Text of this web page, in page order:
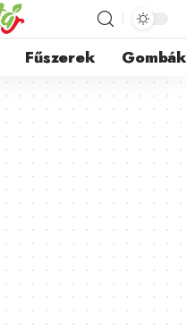
Fűszerek Gombák